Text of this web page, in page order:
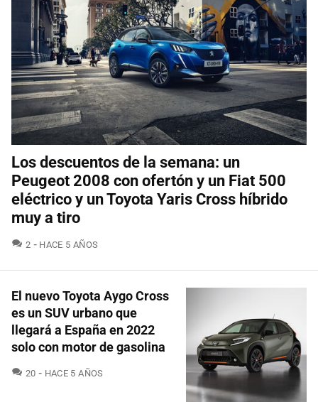
Los descuentos de la semana: un
Peugeot 2008 con ofertón y un Fiat 500
eléctrico y un Toyota Yaris Cross híbrido
muy a tiro
2 COMENTARIOS
HACE 5 AÑOS
El nuevo Toyota Aygo Cross
es un SUV urbano que
llegará a España en 2022
solo con motor de gasolina
20 COMENTARIOS
HACE 5 AÑOS